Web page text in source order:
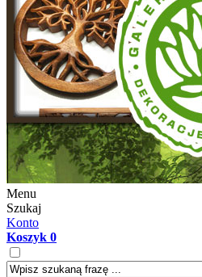
Menu
Szukaj
Konto
Koszyk 0